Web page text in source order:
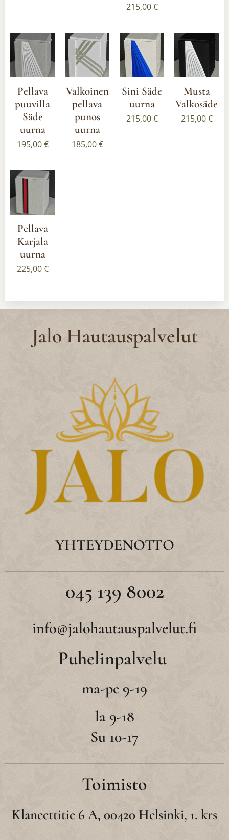
215,00€
Pellava
puuvilla
Säde
uurna
195,00€
Valkoinen
pellava
punos
uurna
185,00€
Sini Säde
uurna
215,00€
Musta
Valkosäde
215,00€
Pellava
Karjala
uurna
225,00€
Jalo Hautauspalvelut
YHTEYDENOTTO
045 139 8002
info@jalohautauspalvelut.fi
Puhelinpalvelu
ma-pe 9-19
la 9-18
Su 10-17
Toimisto
Klaneettitie 6 A, 00420 Helsinki, 1. krs